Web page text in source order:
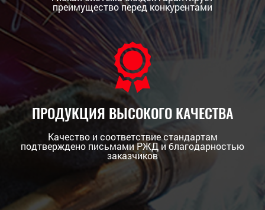
преимущество перед конкурентами
ПРОДУКЦИЯ ВЫСОКОГО КАЧЕСТВА
Качество и соответствие стандартам
подтверждено письмами РЖД и благодарностью
заказчиков